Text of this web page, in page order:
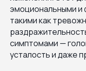
эмоциональными и
такими как
симптомами —
усталость и даже